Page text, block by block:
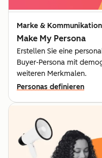
Marke &
Make My Persona
Erstellen Sie eine
Buyer-Persona mit
weiteren Merkmalen.
Personas definieren